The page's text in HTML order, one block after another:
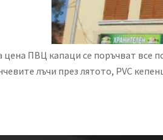
цена ПВЦ капаци се поръчват все
лъчи през лятото, PVC